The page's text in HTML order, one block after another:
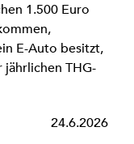
1.500 Euro
E-Auto besitzt,
THG-
24.6.2026